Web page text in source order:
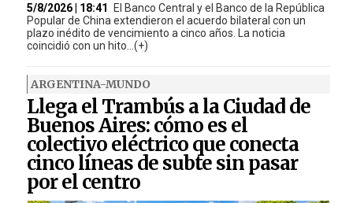
5/8/2026 | 18:41
El Banco Central y el Banco de la República
Popular de China extendieron el acuerdo bilateral con un
plazo inédito de vencimiento a cinco años. La noticia
coincidió con un hito...(+)
ARGENTINA-MUNDO
Llega el Trambús a la Ciudad de
Buenos Aires: cómo es el
colectivo eléctrico que conecta
cinco líneas de subte sin pasar
por el centro